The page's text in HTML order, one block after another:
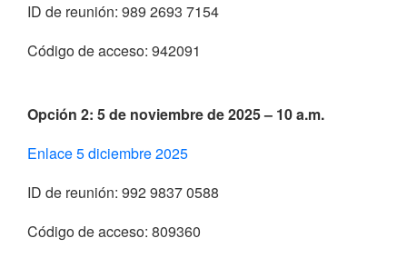
ID de reunión: 989 2693 7154
Código de acceso: 942091
Opción 2: 5 de noviembre de 2025 – 10 a.m.
Enlace 5 diciembre 2025
ID de reunión: 992 9837 0588
Código de acceso: 809360